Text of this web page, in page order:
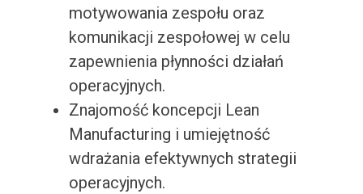
motywowania zespołu oraz
komunikacji zespołowej w celu
zapewnienia płynności działań
operacyjnych.
Znajomość koncepcji Lean
Manufacturing i umiejętność
wdrażania efektywnych strategii
operacyjnych.